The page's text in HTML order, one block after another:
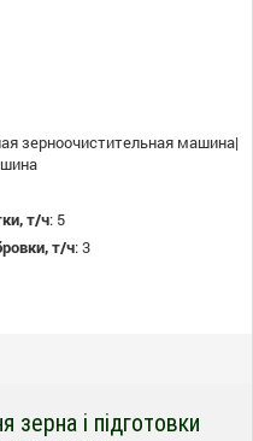
зерноочистительная машина|
т/ч: 5
т/ч:3
і підготовки